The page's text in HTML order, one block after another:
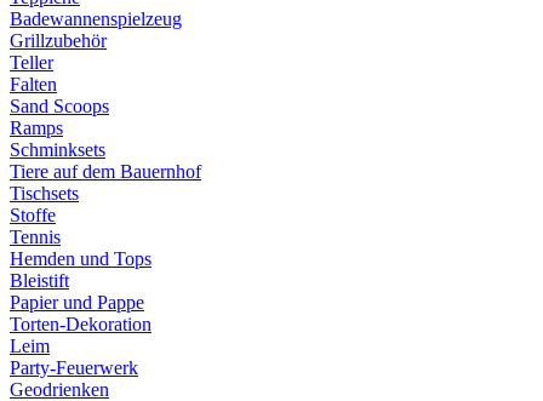
Badewannenspielzeug
Grillzubehör
Teller
Falten
Sand Scoops
Ramps
Schminksets
Tiere auf dem Bauernhof
Tischsets
Stoffe
Tennis
Hemden und Tops
Bleistift
Papier und Pappe
Torten-Dekoration
Leim
Party-Feuerwerk
Geodrienken